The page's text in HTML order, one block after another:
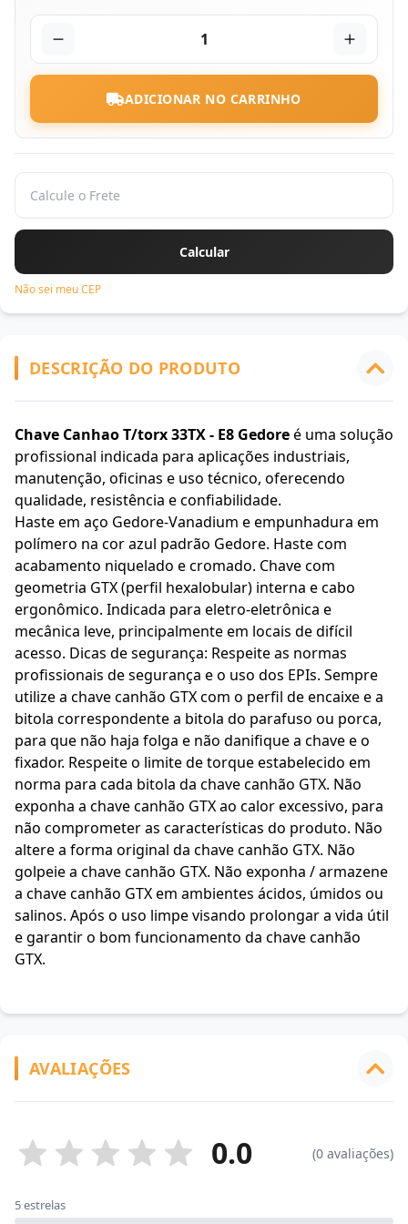
1
ADICIONAR NO CARRINHO
Não sei meu CEP
DESCRIÇÃO DO PRODUTO
Chave Canhao T/torx 33TX - E8 Gedoreé uma solução
profissional indicada para aplicações industriais,
manutenção, oficinas e uso técnico, oferecendo
qualidade, resistência e confiabilidade.
Haste em aço Gedore-Vanadium e empunhadura em
polímero na cor azul padrão Gedore. Haste com
acabamento niquelado e cromado. Chave com
geometria GTX (perfil hexalobular) interna e cabo
ergonômico. Indicada para eletro-eletrônica e
mecânica leve, principalmente em locais de difícil
acesso. Dicas de segurança: Respeite as normas
profissionais de segurança e o uso dos EPIs. Sempre
utilize a chave canhão GTX com o perfil de encaixe e a
bitola correspondente a bitola do parafuso ou porca,
para que não haja folga e não danifique a chave e o
fixador. Respeite o limite de torque estabelecido em
norma para cada bitola da chave canhão GTX. Não
exponha a chave canhão GTX ao calor excessivo, para
não comprometer as características do produto. Não
altere a forma original da chave canhão GTX. Não
golpeie a chave canhão GTX. Não exponha / armazene
a chave canhão GTX em ambientes ácidos, úmidos ou
salinos. Após o uso limpe visando prolongar a vida útil
e garantir o bom funcionamento da chave canhão
GTX.
AVALIAÇÕES
0.0 (0 avaliações)
5 estrelas